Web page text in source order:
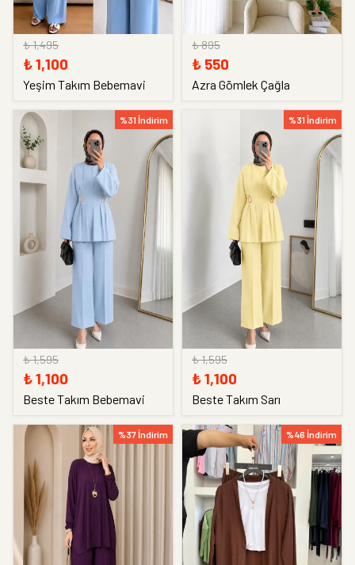
₺ 1,495
₺ 1,100
Yeşim Takım Bebemavi
₺ 895
₺ 550
Azra Gömlek Çağla
%31 İndirim
₺ 1,595
₺ 1,100
Beste Takım Bebemavi
%31 İndirim
₺ 1,595
₺ 1,100
Beste Takım Sarı
%37 İndirim %46 İndirim